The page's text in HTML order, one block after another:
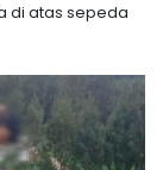
di atas sepeda